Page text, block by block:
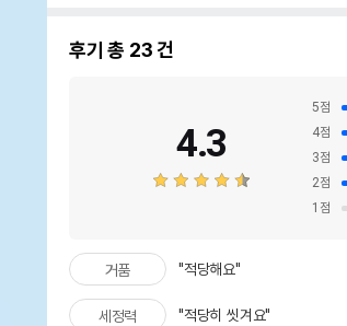
후기 총 23건
4.3
5점
4점
3점
2점
1 점
거품 "적당해요"
세정력 "적당히 씻겨요"